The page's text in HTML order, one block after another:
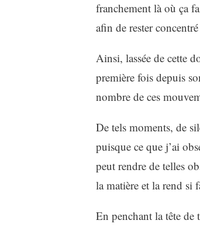
franchement là où ça
afin de rester
Ainsi, lassée de cette
première fois depuis
nombre de ces
De tels moments, de
puisque ce que j’ai
peut rendre de telles
la matière et la rend si
En penchant la tête